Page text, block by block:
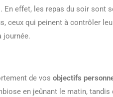
effet, les repas du soir sont
ceux qui peinent à contrôler
journée.
de vos objectifs
en jeûnant le matin, tandis